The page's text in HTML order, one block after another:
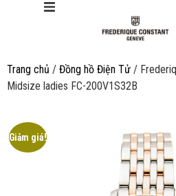
Giới thiệu
Sản phẩm
Trang chủ / Đồng hồ Điện Tử /
Midsize ladies FC-200V1S32B
Giảm giá!